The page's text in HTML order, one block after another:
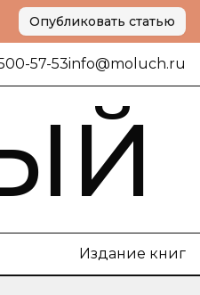
Опубликовать статью
57-53info@moluch.ru
Издание книг